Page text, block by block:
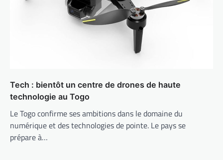
Tech : bientôt un centre de drones de haute
technologie au Togo
Le Togo confirme ses ambitions dans le domaine du
numérique et des technologies de pointe. Le pays se
prépare à…